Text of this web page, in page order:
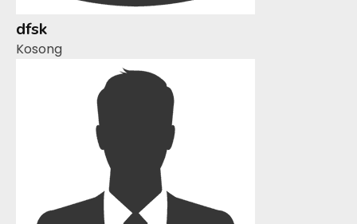
dfsk
Kosong